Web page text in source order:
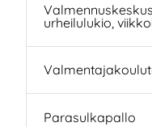
urheilulukio,
Parasulkapallo